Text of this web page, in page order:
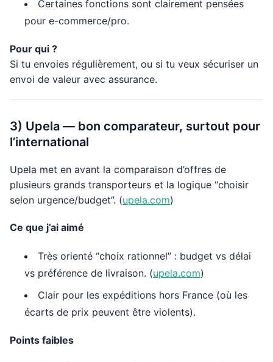
Certaines fonctions sont clairement pensées
pour e-commerce/pro.
Pour qui ?
Si tu envoies régulièrement, ou si tu veux sécuriser un
envoi de valeur avec assurance.
3) Upela — bon comparateur, surtout pour
l’international
Upela met en avant la comparaison d’offres de
plusieurs grands transporteurs et la logique “choisir
selon urgence/budget”. (upela.com)
Ce que j’ai aimé
Très orienté “choix rationnel” : budget vs délai
vs préférence de livraison. (upela.com)
Clair pour les expéditions hors France (où les
écarts de prix peuvent être violents).
Points faibles